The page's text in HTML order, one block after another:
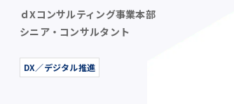
ｄXコンサルティング事業本部
シニア・コンサルタント
DX／デジタル推進